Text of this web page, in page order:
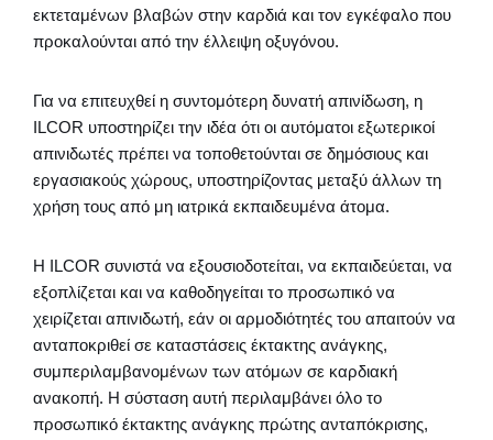
εκτεταμένων βλαβών στην καρδιά και τον εγκέφαλο που
προκαλούνται από την έλλειψη οξυγόνου.
Για να επιτευχθεί η συντομότερη δυνατή απινίδωση, η
ILCOR υποστηρίζει την ιδέα ότι οι αυτόματοι εξωτερικοί
απινιδωτές πρέπει να τοποθετούνται σε δημόσιους και
εργασιακούς χώρους, υποστηρίζοντας μεταξύ άλλων τη
χρήση τους από μη ιατρικά εκπαιδευμένα άτομα.
Η ILCOR συνιστά να εξουσιοδοτείται, να εκπαιδεύεται, να
εξοπλίζεται και να καθοδηγείται το προσωπικό να
χειρίζεται απινιδωτή, εάν οι αρμοδιότητές του απαιτούν να
ανταποκριθεί σε καταστάσεις έκτακτης ανάγκης,
συμπεριλαμβανομένων των ατόμων σε καρδιακή
ανακοπή. Η σύσταση αυτή περιλαμβάνει όλο το
προσωπικό έκτακτης ανάγκης πρώτης ανταπόκρισης,